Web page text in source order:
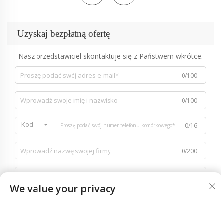
Uzyskaj bezpłatną ofertę
Nasz przedstawiciel skontaktuje się z Państwem wkrótce.
0/100
0/100
Kod 0/16
0/200
We value your privacy